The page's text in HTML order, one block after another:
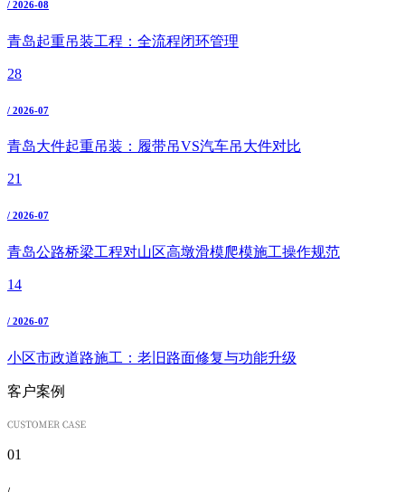
/ 2026-08
青岛起重吊装工程：全流程闭环管理
28
/ 2026-07
青岛大件起重吊装：履带吊VS汽车吊大件对比
21
/ 2026-07
青岛公路桥梁工程对山区高墩滑模爬模施工操作规范
14
/ 2026-07
小区市政道路施工：老旧路面修复与功能升级
客户案例
01